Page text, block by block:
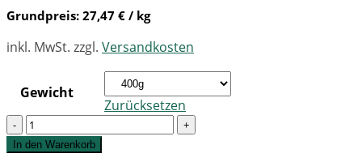
Grundpreis: 27,47 € / kg
inkl. MwSt. zzgl. Versandkosten
Gewicht
Zurücksetzen
Quantity
In den Warenkorb